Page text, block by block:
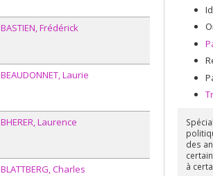
des
à
BASTIEN Frédérick
BEAUDONNET Laurie
BHERER Laurence
BLATTBERG Charles